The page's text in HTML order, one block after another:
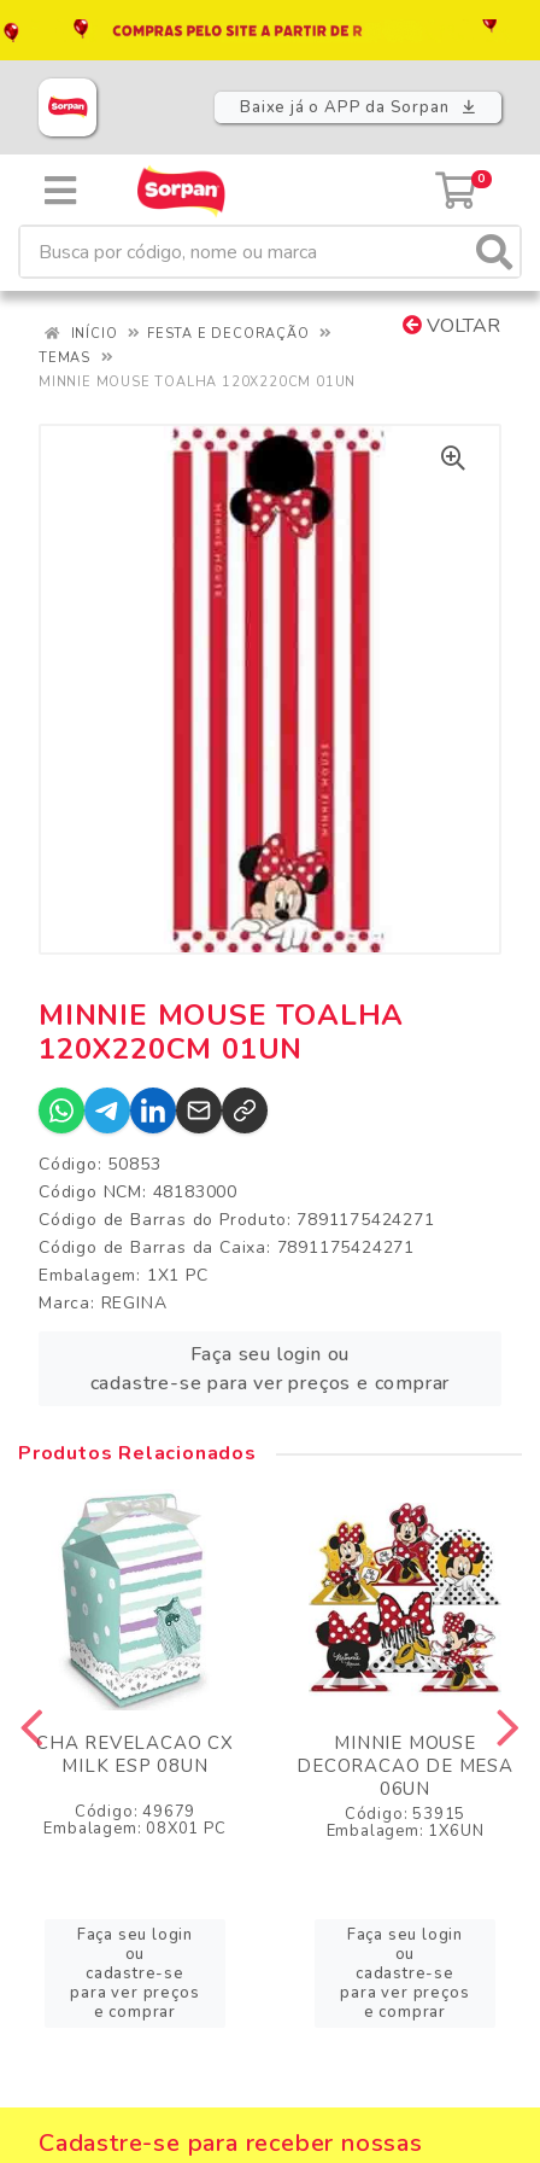
Baixe já o APP da Sorpan
0
VOLTAR
INÍCIO
FESTA E DECORAÇÃO
TEMAS
MINNIE MOUSE TOALHA 120X220CM 01UN
MINNIE MOUSE TOALHA
120X220CM 01UN
Código: 50853
Código NCM: 48183000
Código de Barras do Produto: 7891175424271
Código de Barras da Caixa: 7891175424271
Embalagem: 1X1 PC
Marca: REGINA
Faça seu login ou
cadastre-se para ver preços e comprar
Produtos Relacionados
CHA REVELACAO CX
MILK ESP 08UN
Código: 49679
Embalagem: 08X01 PC
Faça seu login
ou
cadastre-se
para ver preços
e comprar
MINNIE MOUSE
DECORACAO DE MESA
06UN
Código: 53915
Embalagem: 1X6UN
Faça seu login
ou
cadastre-se
para ver preços
e comprar
Cadastre-se para receber nossas